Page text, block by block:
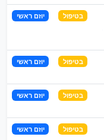
בטיפול יוזם ראשי
בטיפול יוזם ראשי
בטיפול יוזם ראשי
בטיפול יוזם ראשי